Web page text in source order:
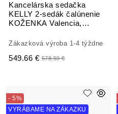
Kancelárska sedačka
KELLY 2-sedák čalúnenie
KOŽENKA Valencia,
Zákazková výroba 1-4 týždne
549.66 € 578.59 €
- 5%
VYRÁBAME NA ZÁKAZKU